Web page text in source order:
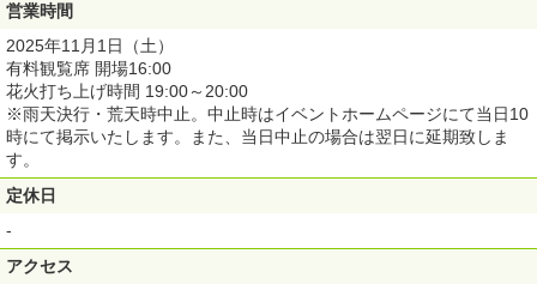
営業時間
2025年11月1日（土）
有料観覧席 開場16:00
花火打ち上げ時間 19:00～20:00
※雨天決行・荒天時中止。中止時はイベントホームページにて当日10
時にて掲示いたします。また、当日中止の場合は翌日に延期致しま
す。
定休日
-
アクセス